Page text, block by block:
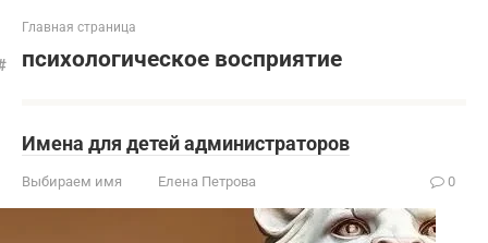
Главная страница
психологическое восприятие
Имена для детей администраторов
Выбираем имя Елена Петрова 0